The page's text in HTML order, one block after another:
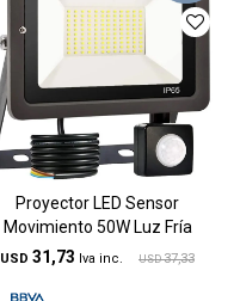
Proyector LED Sensor
Movimiento 50W Luz Fría
USD 31,73 USD 37,33